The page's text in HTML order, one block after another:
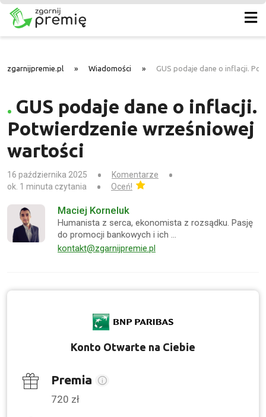
zgarnijpremie.pl » Wiadomości » GUS podaje dane o inflacji.
GUS podaje dane o inflacji.
Potwierdzenie wrześniowej
wartości
16 października 2025
Komentarze
ok. 1 minuta czytania
Oceń!
Maciej Korneluk
Humanista z serca, ekonomista z rozsądku. Pasję
do promocji bankowych i ich …
kontakt@zgarnijpremie.pl
Konto Otwarte na Ciebie
Premia
720 zł